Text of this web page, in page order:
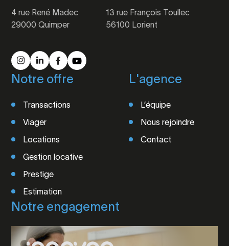
4 rue René Madec
29000 Quimper
13 rue François Toullec
56100 Lorient
Notre offre
Transactions
Viager
Locations
Gestion locative
Prestige
Estimation
L'agence
L’équipe
Nous rejoindre
Contact
Notre engagement